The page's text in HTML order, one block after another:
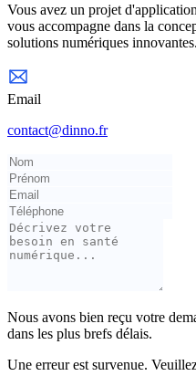
Vous avez un projet
vous accompagne dans la
solutions numériques innovantes.
Email
contact@dinno.fr
Nous avons bien reçu votre
dans les plus brefs délais.
Une erreur est survenue.